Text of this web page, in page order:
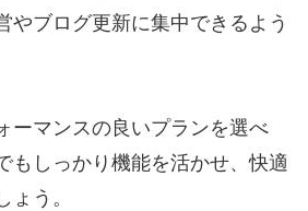
やブログ更新に集中できるよう
ーマンスの良いプランを選べ
もしっかり機能を活かせ、快適
ょう。